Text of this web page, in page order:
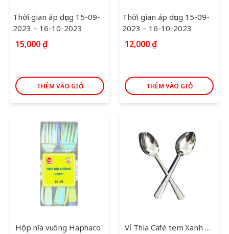
Thời gian áp dụng 15-09-
2023 – 16-10-2023
15,000₫
THÊM VÀO GIỎ
Thời gian áp dụng 15-09-
2023 – 16-10-2023
12,000₫
THÊM VÀO GIỎ
Hộp nĩa vuông Haphaco Vỉ Thìa Café tem Xanh 3 chiếc